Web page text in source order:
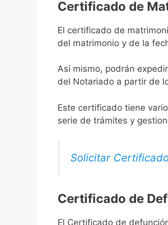
Certificado de
El certificado de
del matrimonio y de la
Así mismo, podrán
del Notariado a partir de
Este certificado tiene
serie de trámites y
Solicitar
Certificado de
El Certificado de